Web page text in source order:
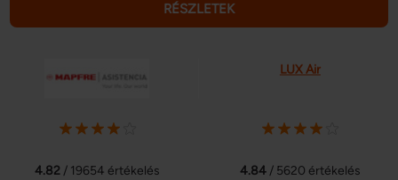
RÉSZLETEK
4.82 / 19654 értékelés
LUX Air
4.84 / 5620 értékelés